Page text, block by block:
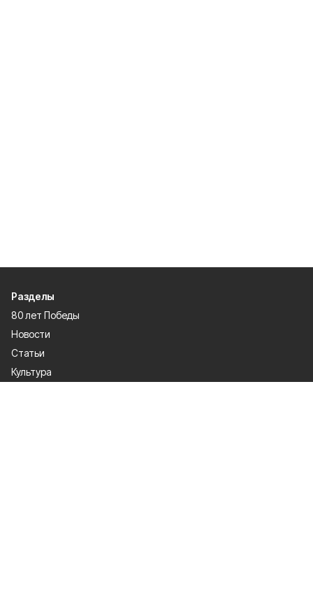
Разделы
80 лет Победы
Новости
Статьи
Культура